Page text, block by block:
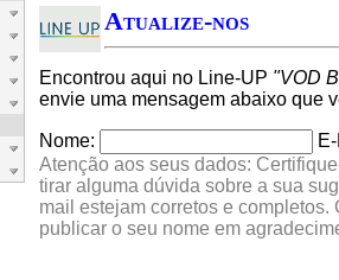
Atualize-nos
Encontrou aqui no Line-UP "VOD
envie uma mensagem abaixo que
Nome:
Atenção aos seus dados:
tirar alguma dúvida sobre a sua
mail estejam corretos e
publicar o seu nome em